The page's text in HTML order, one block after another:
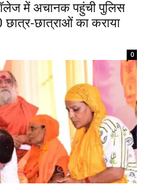
में अचानक पहुंची पुलिस
छात्राओं का कराया
0